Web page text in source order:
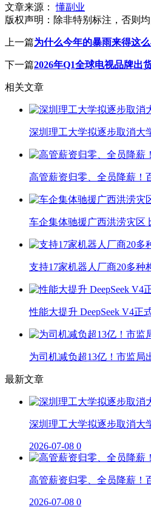
文章来源：
懂副业
版权声明： 除非特别标注，否则
上一篇为什么今年的暴雨来得这
下一篇2026年Q1全球电视品牌出
相关文章
深圳理工大学拟逐步取消大
高管薪资归零、全员降薪！
车企集体驰援广西洪涝灾区
支持17家机器人厂商20多种
性能大提升 DeepSeek V4
为司机减负超13亿！市监局
最新文章
深圳理工大学拟逐步取消大
2026-07-08 0
高管薪资归零、全员降薪！
2026-07-08 0